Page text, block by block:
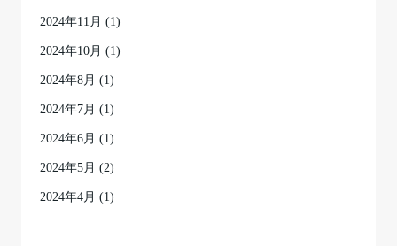
2024年11月 (1)
2024年10月 (1)
2024年8月 (1)
2024年7月 (1)
2024年6月 (1)
2024年5月 (2)
2024年4月 (1)